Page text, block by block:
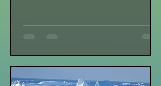
noch einmal so...